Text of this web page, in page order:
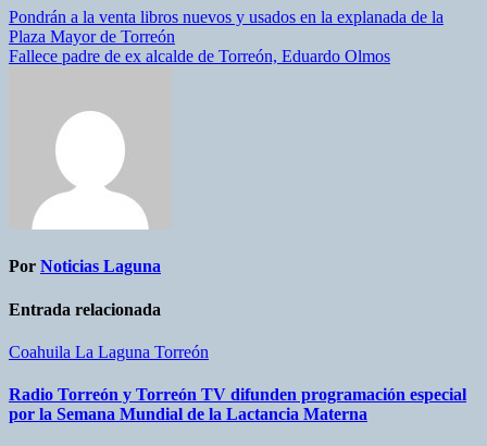
Pondrán a la venta libros nuevos y usados en la explanada de la
Plaza Mayor de Torreón
Fallece padre de ex alcalde de Torreón, Eduardo Olmos
Por Noticias Laguna
Entrada relacionada
Coahuila La Laguna Torreón
Radio Torreón y Torreón TV difunden programación especial
por la Semana Mundial de la Lactancia Materna